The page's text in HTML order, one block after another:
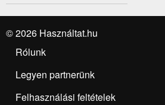
© 2026 Használtat.hu
Rólunk
Legyen partnerünk
Felhasználási feltételek